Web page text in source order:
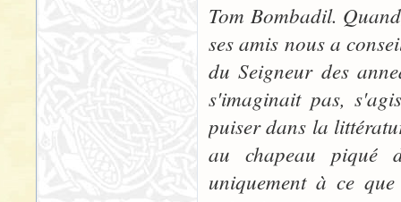
Tom Bombadil.
ses amis nous a
du Seigneur des
s'imaginait pas,
puiser dans la
au chapeau piqué
uniquement à ce